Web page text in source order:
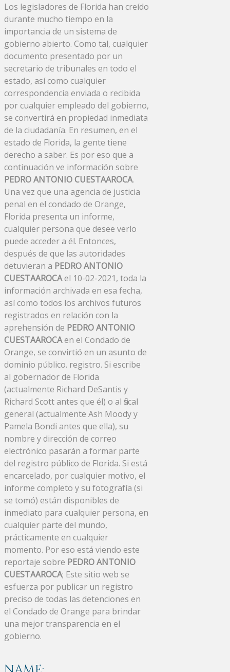
Los legisladores de Florida han creído
durante mucho tiempo en la
importancia de un sistema de
gobierno abierto. Como tal, cualquier
documento presentado por un
secretario de tribunales en todo el
estado, así como cualquier
correspondencia enviada o recibida
por cualquier empleado del gobierno,
se convertirá en propiedad inmediata
de la ciudadanía. En resumen, en el
estado de Florida, la gente tiene
derecho a saber. Es por eso que a
continuación ve información sobre
PEDRO ANTONIO CUESTAAROCA.
Una vez que una agencia de justicia
penal en el condado de Orange,
Florida presenta un informe,
cualquier persona que desee verlo
puede acceder a él. Entonces,
después de que las autoridades
detuvieran a PEDRO ANTONIO
CUESTAAROCAel 10-02-2021, toda la
información archivada en esa fecha,
así como todos los archivos futuros
registrados en relación con la
aprehensión de PEDRO ANTONIO
CUESTAAROCAen el Condado de
Orange, se convirtió en un asunto de
dominio público. registro. Si escribe
al gobernador de Florida
(actualmente Richard DeSantis y
Richard Scott antes que él) o al fiscal
general (actualmente Ash Moody y
Pamela Bondi antes que ella), su
nombre y dirección de correo
electrónico pasarán a formar parte
del registro público de Florida. Si está
encarcelado, por cualquier motivo, el
informe completo y su fotografía (si
se tomó) están disponibles de
inmediato para cualquier persona, en
cualquier parte del mundo,
prácticamente en cualquier
momento. Por eso está viendo este
reportaje sobre PEDRO ANTONIO
CUESTAAROCA; Este sitio web se
esfuerza por publicar un registro
preciso de todas las detenciones en
el Condado de Orange para brindar
una mejor transparencia en el
gobierno.